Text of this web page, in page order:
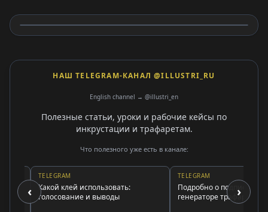
НАШ TELEGRAM-КАНАЛ @ILLUSTRI_RU
English channel → @illustri_en
Полезные статьи, уроки и рабочие кейсы по
инкрустации и трафаретам.
Что полезного уже есть в канале:
‹
TELEGRAM
Какой клей использовать:
голосование и выводы
TELEGRAM
Подробно о подписке и
генераторе трафаретов
›